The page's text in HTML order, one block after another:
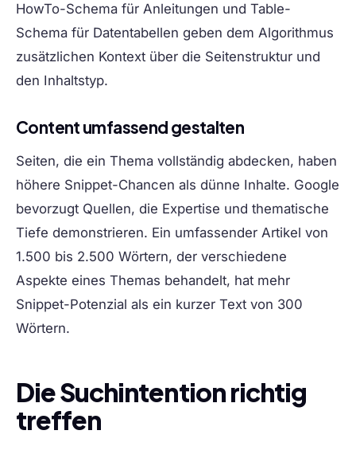
HowTo-Schema für Anleitungen und Table-
Schema für Datentabellen geben dem Algorithmus
zusätzlichen Kontext über die Seitenstruktur und
den Inhaltstyp.
Content umfassend gestalten
Seiten, die ein Thema vollständig abdecken, haben
höhere Snippet-Chancen als dünne Inhalte. Google
bevorzugt Quellen, die Expertise und thematische
Tiefe demonstrieren. Ein umfassender Artikel von
1.500 bis 2.500 Wörtern, der verschiedene
Aspekte eines Themas behandelt, hat mehr
Snippet-Potenzial als ein kurzer Text von 300
Wörtern.
Die Suchintention richtig
treffen